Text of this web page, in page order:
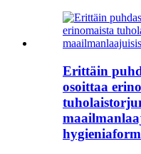
Erittäin
osoittaa